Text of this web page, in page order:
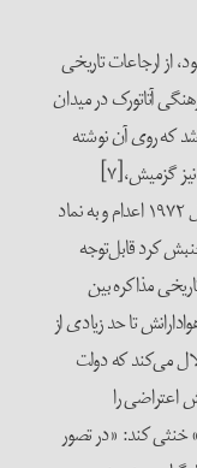
از ارجاعات تاریخی
آتاتورک در میدان
که روی آن نوشته
شده بود «سرتان را بالا بگیرید!». این مرد جوان، دنیز گزمیش،[۷]
دانشجوی مبارزی بود که توسط ارتش ترکیه در سال ۱۹۷۲ اعدام و به نماد
کرد قابل‌توجه
مذاکره بین
تا حد زیادی از
می‌کند که دولت
اعتراضی را
خنثی کند: «در تصور